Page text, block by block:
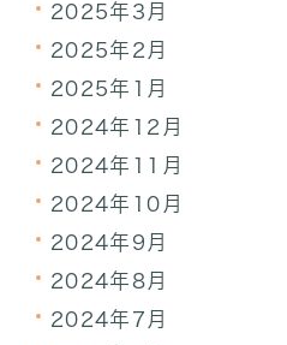
2025年3月
2025年2月
2025年1月
2024年12月
2024年11月
2024年10月
2024年9月
2024年8月
2024年7月